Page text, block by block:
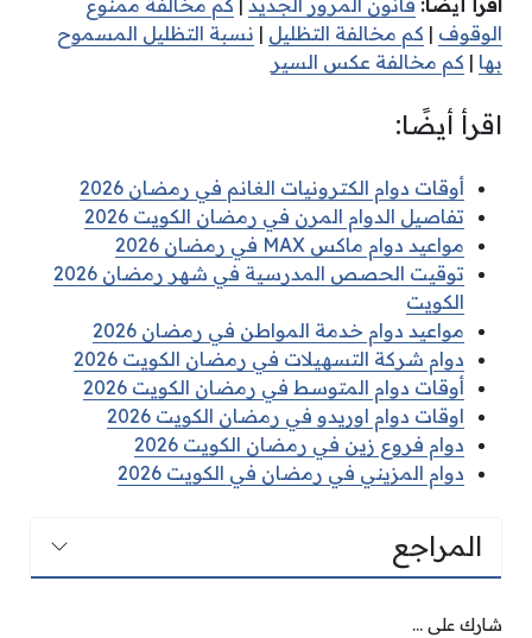
الوقوف | كم مخالفة التظليل | نسبة التظليل المسموح
بها | كم مخالفة عكس السير
اقرأ أيضًا:
أوقات دوام الكترونيات الغانم في رمضان 2026
تفاصيل الدوام المرن في رمضان الكويت 2026
مواعيد دوام ماكس MAX في رمضان 2026
توقيت الحصص المدرسية في شهر رمضان 2026
الكويت
مواعيد دوام خدمة المواطن في رمضان 2026
دوام شركة التسهيلات في رمضان الكويت 2026
أوقات دوام المتوسط في رمضان الكويت 2026
اوقات دوام اوريدو في رمضان الكويت 2026
دوام فروع زين في رمضان الكويت 2026
دوام المزيني في رمضان في الكويت 2026
المراجع
شارك على ...